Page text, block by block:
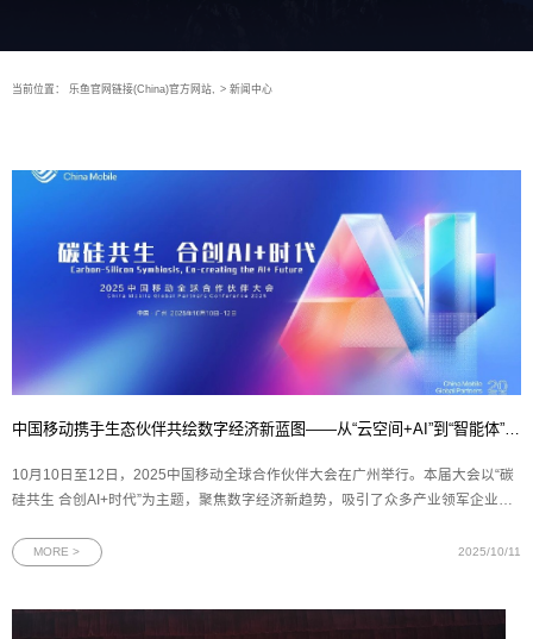
当前位置： 乐鱼官网链接(China)官方网站, > 新闻中心
10月10日至12日，2025中国移动全球合作伙伴大会在广州举行。本届大会以“碳
硅共生 合创AI+时代”为主题，聚焦数字经济新趋势，吸引了众多产业领军企业与
中移互联网有限公司连续发布多项战略合作与产品成果——中国移动云盘携手新
MORE > 2025/10/11